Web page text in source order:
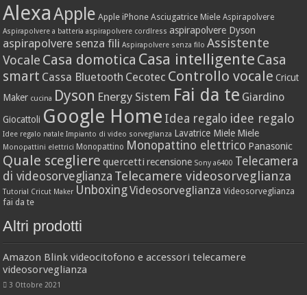
AlexaApple Apple iPhone Asciugatrice Miele Aspirapolvere
Aspirapolvere a batteria aspirapolvere cordlress aspirapolvere Dyson
aspirapolvere senza fili Aspirapolvere senza filo Assistente
Vocale Casa domotica Casa intelligente Casa
smart Cassa Bluetooth Cecotec Controllo vocale Cricut
Maker cucina Dyson Energy Sistem Fai da te Giardino
Giocattoli Google Home Idea regalo idee regalo
Idee regalo natale Impianto di video sorveglianza Lavatrice Miele Miele
Monopattini elettrici Monopattino Monopattino elettrico Panasonic
Quale scegliere quercetti recensione Sony a6400 Telecamera
di videosorveglianza Telecamere videosorveglianza
Tutorial Cricut Maker UnboxingVideosorveglianza Videosorveglianza
fai da te
Altri prodotti
Amazon Blink videocitofono e accessori telecamere
videosorveglianza
3 Ottobre 2021